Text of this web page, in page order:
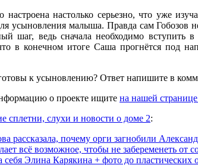
настроена настолько серьезно, что уже
усыновления малыша. Правда сам Гобозов
шаг, ведь сначала необходимо
в конечном итоге Саша прогнётся под
к усыновлению? Ответ напишите в
о проекте ищите на нашей
сплетни, слухи и новости о доме 2:
рассказала, почему орги загнобили
всё возможное, чтобы не забеременеть от
себя Элина Карякина + фото до пластических